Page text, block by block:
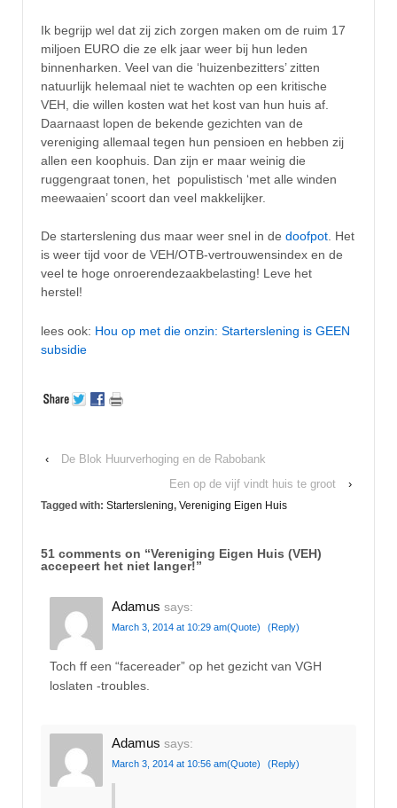
Ik begrijp wel dat zij zich zorgen maken om de ruim 17
miljoen EURO die ze elk jaar weer bij hun leden
binnenharken. Veel van die ‘huizenbezitters’ zitten
natuurlijk helemaal niet te wachten op een kritische
VEH, die willen kosten wat het kost van hun huis af.
Daarnaast lopen de bekende gezichten van de
vereniging allemaal tegen hun pensioen en hebben zij
allen een koophuis. Dan zijn er maar weinig die
ruggengraat tonen, het populistisch ‘met alle winden
meewaaien’ scoort dan veel makkelijker.
De starterslening dus maar weer snel in de doofpot . Het
is weer tijd voor de VEH/OTB-vertrouwensindex en de
veel te hoge onroerendezaakbelasting! Leve het
herstel!
lees ook: Hou op met die onzin: Starterslening is GEEN
subsidie
‹
De Blok Huurverhoging en de Rabobank
Een op de vijf vindt huis te groot
›
Tagged with: Starterslening, Vereniging Eigen Huis
51 comments on “Vereniging Eigen Huis (VEH)
accepeert het niet langer!”
Adamus says:
March 3, 2014 at 10:29 am(Quote) (Reply)
Toch ff een “facereader” op het gezicht van VGH
loslaten -troubles.
Adamus says:
March 3, 2014 at 10:56 am(Quote) (Reply)